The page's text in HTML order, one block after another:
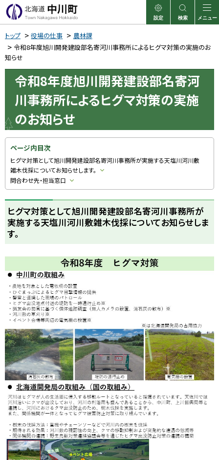
本
へ
ニ
中川町 表示
設定
検索
サイト内検索
メニュー
トップ 役場の仕事
農林課
令和8年度旭川開発建設部名寄河川事務所によるヒグマ対策の実施のお
知らせ
令和8年度旭川開発建設部名寄河
川事務所によるヒグマ対策の実施
のお知らせ
ページ内目次
ヒグマ対策として旭川開発建設部名寄河川事務所が実施する天塩川河川敷
雑木伐採についてお知らせします。
問合わせ先・担当窓口
ヒグマ対策として旭川開発建設部名寄河川事務所が
実施する天塩川河川敷雑木伐採についてお知らせしま
す。